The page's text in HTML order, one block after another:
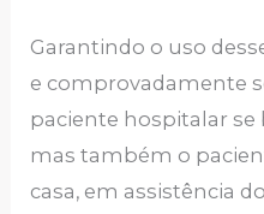
Garantindo o uso
e comprovadamente
paciente hospitalar se
mas também o
casa, em assistência